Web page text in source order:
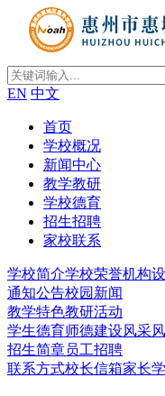
EN 中文
首页
学校概况
新闻中心
教学教研
学校德育
招生招聘
家校联系
学校简介学校荣誉机构
通知公告校园新闻
教学特色教研活动
学生德育师德建设风采
招生简章员工招聘
联系方式校长信箱家长